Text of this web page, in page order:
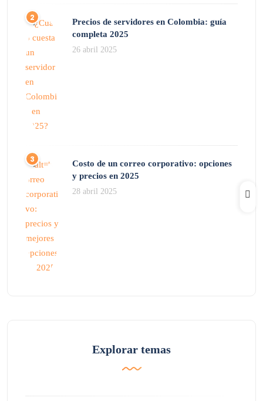
Precios de servidores en Colombia: guía
completa 2025
26 abril 2025
Costo de un correo corporativo: opciones
y precios en 2025
28 abril 2025
Explorar temas